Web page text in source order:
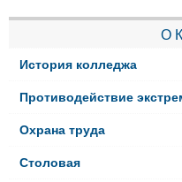
О
История колледжа
Противодействие
Охрана труда
Столовая